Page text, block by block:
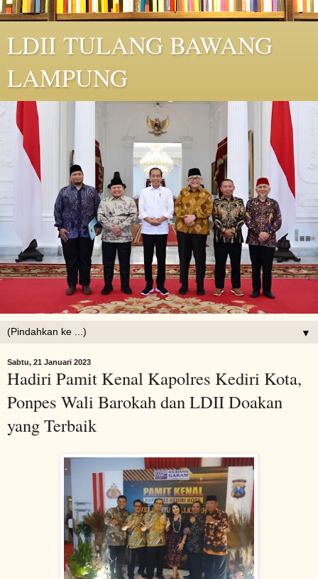
LDII TULANG BAWANG
LAMPUNG
▼
Sabtu, 21 Januari 2023
Hadiri Pamit Kenal Kapolres Kediri Kota,
Ponpes Wali Barokah dan LDII Doakan
yang Terbaik